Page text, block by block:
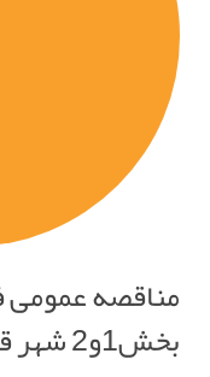
مناقصه
بخش1و2 شهر قوچان